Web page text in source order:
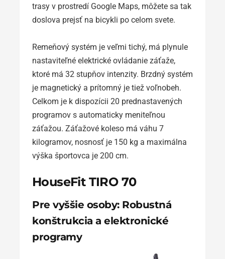
trasy v prostredí Google Maps, môžete sa tak
doslova prejsť na bicykli po celom svete.
Remeňový systém je veľmi tichý, má plynule
nastaviteľné elektrické ovládanie záťaže,
ktoré má 32 stupňov intenzity. Brzdný systém
je magnetický a prítomný je tiež voľnobeh.
Celkom je k dispozícii 20 prednastavených
programov s automaticky meniteľnou
záťažou. Záťažové koleso má váhu 7
kilogramov, nosnosť je 150 kg a maximálna
výška športovca je 200 cm.
HouseFit TIRO 70
Pre vyššie osoby: Robustná
konštrukcia a elektronické
programy